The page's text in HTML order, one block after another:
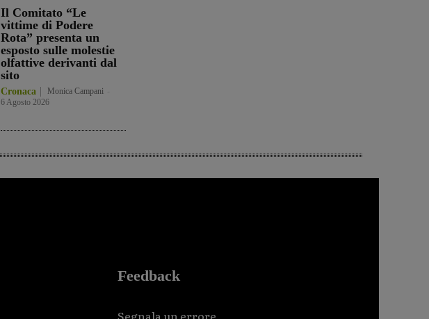
Il Comitato “Le
vittime di Podere
Rota” presenta un
esposto sulle molestie
olfattive derivanti dal
sito
Cronaca Monica Campani
6 Agosto 2026
Feedback